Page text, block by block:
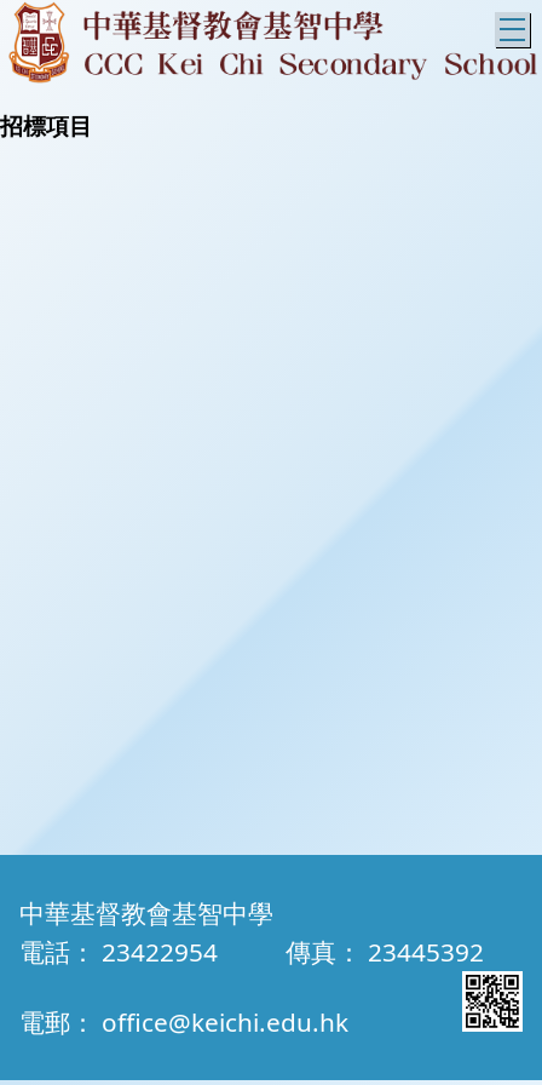
招標項目
中華基督教會基智中學
電話：
23422954 傳真： 23445392
電郵： office@keichi.edu.hk